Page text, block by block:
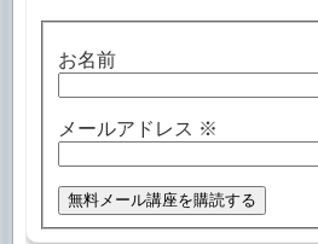
お名前
メールアドレス ※